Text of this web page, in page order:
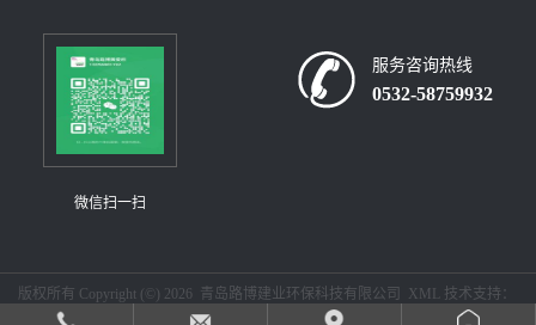
微信扫一扫
服务咨询热线
0532-58759932
版权所有 Copyright (©) 2026 青岛路博建业环保科技有限公司 XML 技术支持：